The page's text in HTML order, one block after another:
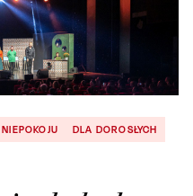
DLA DOROSŁYCH